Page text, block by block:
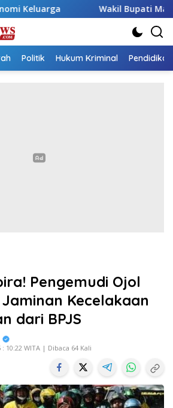
Wakil Bupati Malaka HMS Tinjau
Politik Hukum Kriminal Pendidikan
Pengemudi Ojol
Kecelakaan
dari BPJS
10:22 WITA | Dibaca 64 Kali